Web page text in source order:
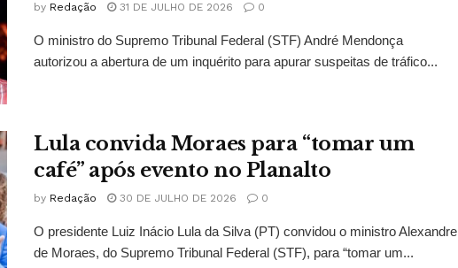
by Redação 31 DE JULHO DE 2026 0
O ministro do Supremo Tribunal Federal (STF) André Mendonça
autorizou a abertura de um inquérito para apurar suspeitas de tráfico...
Lula convida Moraes para “tomar um
café” após evento no Planalto
by Redação 30 DE JULHO DE 2026 0
O presidente Luiz Inácio Lula da Silva (PT) convidou o ministro Alexandre
de Moraes, do Supremo Tribunal Federal (STF), para “tomar um...